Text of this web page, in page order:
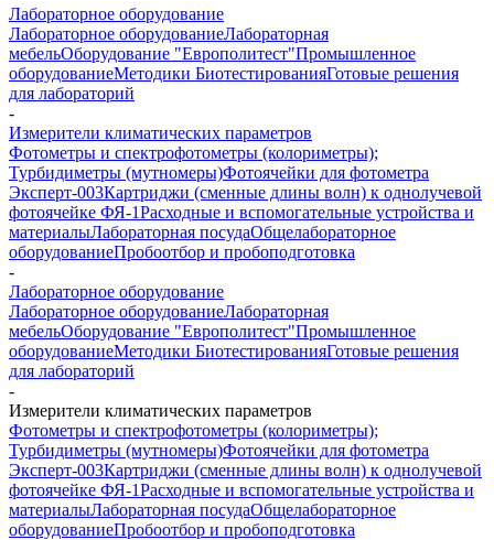
Лабораторное оборудование
Лабораторное оборудованиеЛабораторная
мебельОборудование "Европолитест"Промышленное
оборудованиеМетодики БиотестированияГотовые решения
для лабораторий
-
Измерители климатических параметров
Фотометры и спектрофотометры (колориметры);
Турбидиметры (мутномеры)Фотоячейки для фотометра
Эксперт-003Картриджи (сменные длины волн) к однолучевой
фотоячейке ФЯ-1Расходные и вспомогательные устройства и
материалыЛабораторная посудаОбщелабораторное
оборудованиеПробоотбор и пробоподготовка
-
Лабораторное оборудование
Лабораторное оборудованиеЛабораторная
мебельОборудование "Европолитест"Промышленное
оборудованиеМетодики БиотестированияГотовые решения
для лабораторий
-
Измерители климатических параметров
Фотометры и спектрофотометры (колориметры);
Турбидиметры (мутномеры)Фотоячейки для фотометра
Эксперт-003Картриджи (сменные длины волн) к однолучевой
фотоячейке ФЯ-1Расходные и вспомогательные устройства и
материалыЛабораторная посудаОбщелабораторное
оборудованиеПробоотбор и пробоподготовка